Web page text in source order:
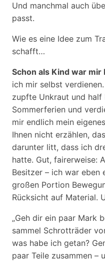
Und manchmal auch
passt.
Wie es eine Idee zum
schafft…
Schon als Kind war mir
ich mir selbst
zupfte Unkraut und half
Sommerferien und
mir endlich mein
Ihnen nicht erzählen,
darunter litt, dass ich
hatte. Gut, fairerweise:
Besitzer – ich war eben
großen Portion
Rücksicht auf Material.
„Geh dir ein paar Mark
sammel Schrotträder
was habe ich getan?
paar Teile zusammen –